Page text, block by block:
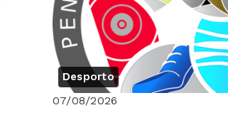
Desporto
07/08/2026